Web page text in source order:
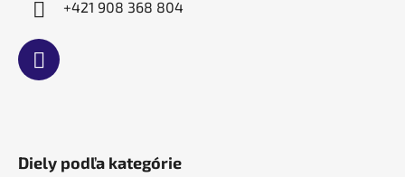
+421 908 368 804
Diely podľa kategórie